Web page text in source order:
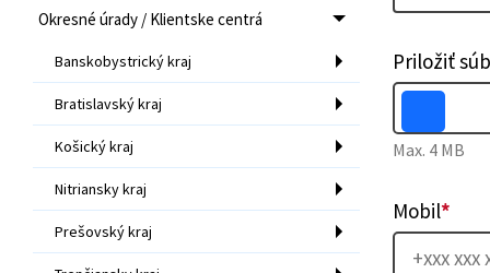
Okresné úrady / Klientske centrá
Banskobystrický kraj
Bratislavský kraj
Košický kraj
Nitriansky kraj
Prešovský kraj
Priložiť
Max. 4 MB
Mobil*